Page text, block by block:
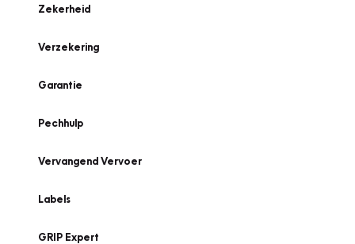
Zekerheid
Verzekering
Garantie
Pechhulp
Vervangend Vervoer
Labels
GRIP Expert